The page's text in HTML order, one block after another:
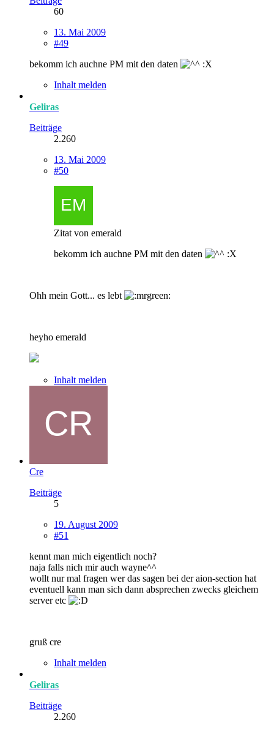
60
13. Mai 2009
#49
bekomm ich auchne PM mit den daten
:X
Inhalt melden
Geliras
Beiträge
2.260
13. Mai 2009
#50
Zitat von emerald
bekomm ich auchne PM mit den daten
:X
Ohh mein Gott... es lebt
heyho emerald
Inhalt melden
Cre
Beiträge
5
19. August 2009
#51
kennt man mich eigentlich noch?
naja falls nich mir auch wayne^^
wollt nur mal fragen wer das sagen bei der aion-section hat
eventuell kann man sich dann absprechen zwecks gleichem
server etc
gruß cre
Inhalt melden
Geliras
Beiträge
2.260